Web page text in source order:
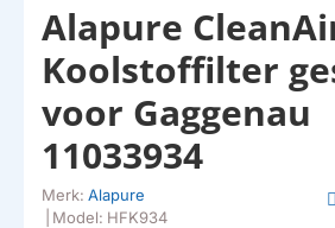
HUISMERK
Alapure
Koolstoffilter
voor Gaggenau
11033934
Merk: Alapure
Model: HFK934